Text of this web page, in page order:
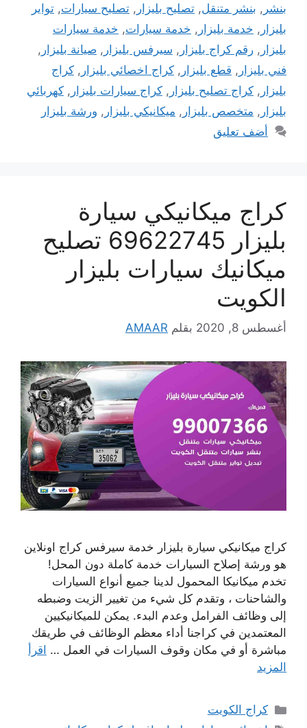
بنشر , بنشر متنقل, تصليح بليزار , تصليح سيارات, تواير
بليزار , خدمة بليزار , خدمة سيارات, خدمة سيارات
بليزار , رقم كراج بليزار , سيرفس بليزار , صيانة بليزار ,
فني بليزار , قطع بليزار , كراج اخصائي بليزار , كراج
بليزار , كراج تصليح بليزار , كراج سيارات بليزار , كهربائي
بليزار , متخصص بليزار , ميكانيكي بليزار , ورشة بليزار
أضف تعليق
كراج ميكانيكي سيارة
بليزار 69622745 تصليح
ميكانيك سيارات بليزار
الكويت
أغسطس 8, 2020 بقلم AMAAR
كراج ميكانيكي سيارة بليزار خدمة سيرفس كراج اونلاين
هو ورشة إصلاح السيارات خدمة كاملة دون المحل!
تخدم ميكانيكا المحمول لدينا جميع أنواع السيارات
والشاحنات ، وتقدم كل شيء من تغيير الزيت وضبطه
إلى وظائف الفرامل وعدم البدء. يمكن للميكانيكيين
المعتمدين في كراجنا أداء معظم الوظائف في طريقك
مباشرة أو في مكان وقوف السيارات في العمل … اقرأ
المزيد
التصنيفات
كراج الكويت